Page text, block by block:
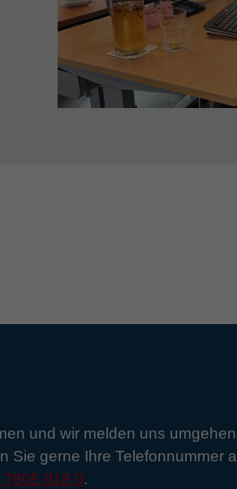
und wir melden uns
Sie gerne Ihre Telefonnummer
7805 918 0.